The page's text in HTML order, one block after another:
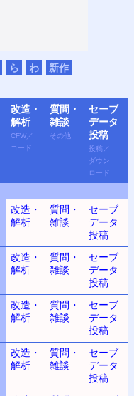
ら わ
新作
改造・
解析
CFW ／
コード
質問・
雑談
その他
セーブ
データ
投稿
投稿 ／
ダウン
ロード
改造・
解析
質問・
雑談
セーブ
データ
投稿
改造・
解析
質問・
雑談
セーブ
データ
投稿
改造・
解析
質問・
雑談
セーブ
データ
投稿
改造・
解析
質問・
雑談
セーブ
データ
投稿